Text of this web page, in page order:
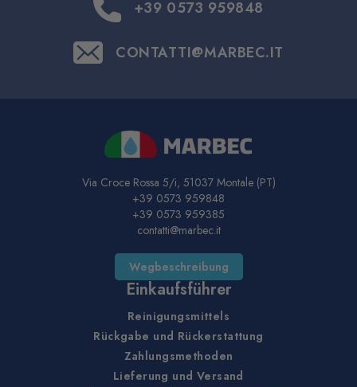
+39 0573 959848
CONTATTI@MARBEC.IT
Via Croce Rossa 5/i, 51037 Montale (PT)
+39 0573 959848
+39 0573 959385
contatti@marbec.it
Wegbeschreibung
Einkaufsführer
Reinigungsmittels
Rückgabe und Rückerstattung
Zahlungsmethoden
Lieferung und Versand